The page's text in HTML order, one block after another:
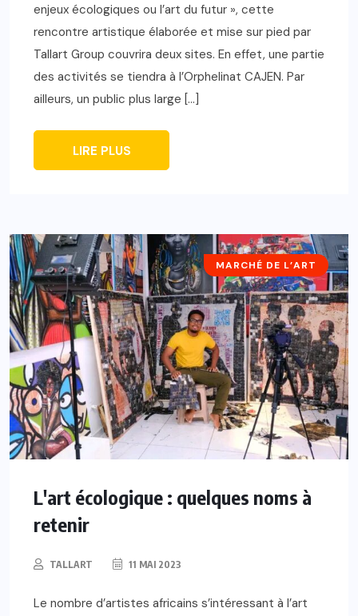
enjeux écologiques ou l’art du futur », cette
rencontre artistique élaborée et mise sur pied par
Tallart Group couvrira deux sites. En effet, une partie
des activités se tiendra à l’Orphelinat CAJEN. Par
ailleurs, un public plus large […]
LIRE PLUS
MARCHÉ DE L’ART
L'art écologique : quelques noms à
retenir
TALLART 11 MAI 2023
Le nombre d’artistes africains s’intéressant à l’art